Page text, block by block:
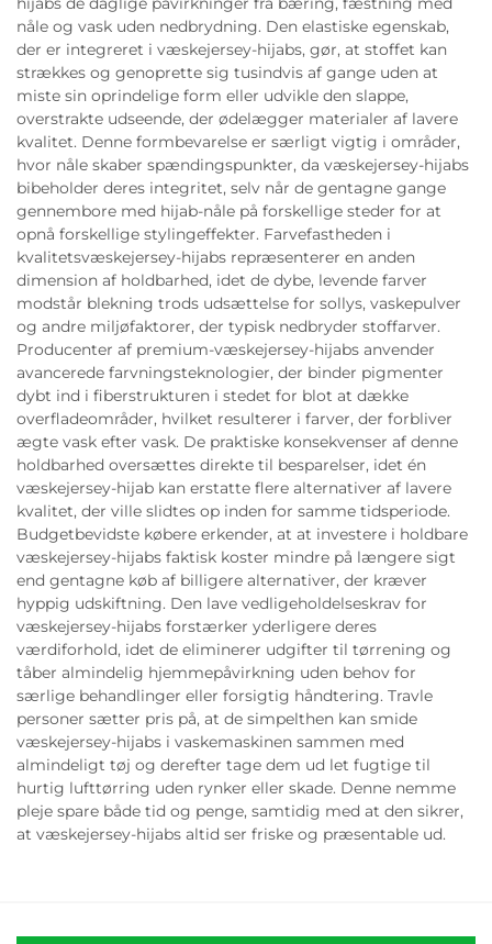
nåle og vask uden nedbrydning. Den elastiske egenskab,
der er integreret i væskejersey-hijabs, gør, at stoffet kan
strækkes og genoprette sig tusindvis af gange uden at
miste sin oprindelige form eller udvikle den slappe,
overstrakte udseende, der ødelægger materialer af lavere
kvalitet. Denne formbevarelse er særligt vigtig i områder,
hvor nåle skaber spændingspunkter, da væskejersey-hijabs
bibeholder deres integritet, selv når de gentagne gange
gennembore med hijab-nåle på forskellige steder for at
opnå forskellige stylingeffekter. Farvefastheden i
kvalitetsvæskejersey-hijabs repræsenterer en anden
dimension af holdbarhed, idet de dybe, levende farver
modstår blekning trods udsættelse for sollys, vaskepulver
og andre miljøfaktorer, der typisk nedbryder stoffarver.
Producenter af premium-væskejersey-hijabs anvender
avancerede farvningsteknologier, der binder pigmenter
dybt ind i fiberstrukturen i stedet for blot at dække
overfladeområder, hvilket resulterer i farver, der forbliver
ægte vask efter vask. De praktiske konsekvenser af denne
holdbarhed oversættes direkte til besparelser, idet én
væskejersey-hijab kan erstatte flere alternativer af lavere
kvalitet, der ville slidtes op inden for samme tidsperiode.
Budgetbevidste købere erkender, at at investere i holdbare
væskejersey-hijabs faktisk koster mindre på længere sigt
end gentagne køb af billigere alternativer, der kræver
hyppig udskiftning. Den lave vedligeholdelseskrav for
væskejersey-hijabs forstærker yderligere deres
værdiforhold, idet de eliminerer udgifter til tørrening og
tåber almindelig hjemmepåvirkning uden behov for
særlige behandlinger eller forsigtig håndtering. Travle
personer sætter pris på, at de simpelthen kan smide
væskejersey-hijabs i vaskemaskinen sammen med
almindeligt tøj og derefter tage dem ud let fugtige til
hurtig lufttørring uden rynker eller skade. Denne nemme
pleje spare både tid og penge, samtidig med at den sikrer,
at væskejersey-hijabs altid ser friske og præsentable ud.